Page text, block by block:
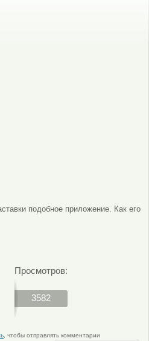
подобное приложение. Как его
Просмотров:
3582
, чтобы отправлять комментарии